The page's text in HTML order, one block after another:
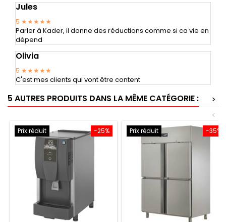
Jules
5 ★★★★★
Parler à Kader, il donne des réductions comme si ca vie en
dépend
Olivia
5 ★★★★★
C'est mes clients qui vont être content
5 AUTRES PRODUITS DANS LA MÊME CATÉGORIE :
>
<
-25%
Prix réduit -35%
Prix réduit